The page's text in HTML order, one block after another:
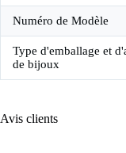
Numéro de Modèle
Type d'emballage et
de bijoux
Avis clients